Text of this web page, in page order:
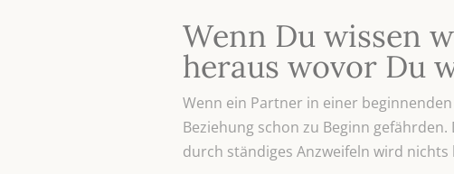
Wenn Du wissen
heraus wovor Du
Wenn ein Partner in einer
Beziehung schon zu Beginn
durch ständiges Anzweifeln wird nichts